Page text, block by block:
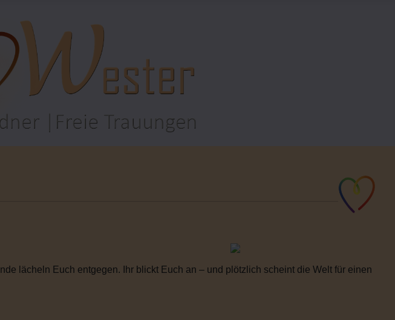
lächeln Euch entgegen. Ihr blickt Euch an – und plötzlich scheint die Welt für einen